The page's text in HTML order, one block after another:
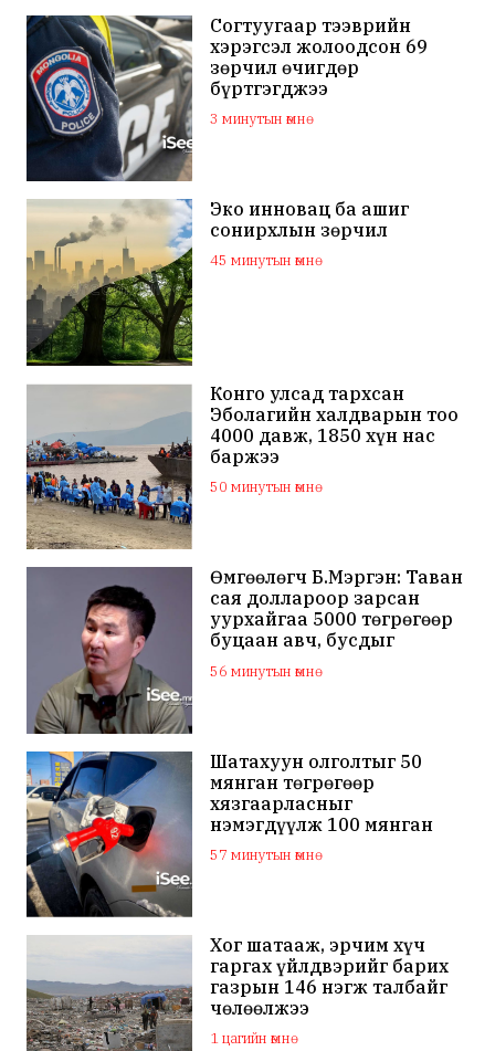
Согтуугаар тээврийн
хэрэгсэл жолоодсон 69
зөрчил өчигдөр
бүртгэгджээ
3 минутын өмнө
Эко инновац ба ашиг
сонирхлын зөрчил
45 минутын өмнө
Конго улсад тархсан
Эболагийн халдварын тоо
4000 давж, 1850 хүн нас
баржээ
50 минутын өмнө
Өмгөөлөгч Б.Мэргэн: Таван
сая доллароор зарсан
уурхайгаа 5000 төгрөгөөр
буцаан авч, бусдыг
залилсан Ө.Ганзоригийн
өмгөөлөгч ёс зүйгүйгээр
56 минутын өмнө
Шатахуун олголтыг 50
мянган төгрөгөөр
хязгаарласныг
нэмэгдүүлж 100 мянган
төгрөгт хүргэхээр судалж
байна
57 минутын өмнө
Хог шатааж, эрчим хүч
гаргах үйлдвэрийг барих
газрын 146 нэгж талбайг
чөлөөлжээ
1 цагийн өмнө